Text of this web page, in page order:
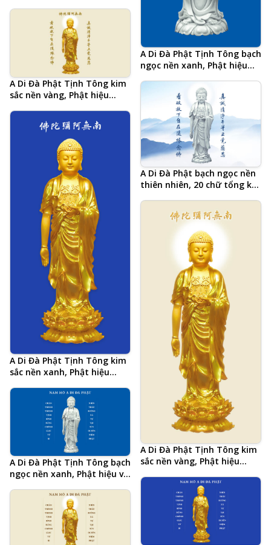
A Di Đà Phật Tịnh Tông bạch
ngọc nền xanh, Phật hiệu
Nam Mô A Di Đà Phật, hình
Phật chất lượng cao, kích
thước lớn
đắc cả đời học Phật của Hòa
Thượng Tịnh Không, hình
Phật chất lượng cao, kích
thước lớn, ảnh chiều ngang
A Di Đà Phật Tịnh Tông kim
sắc nền vàng, Phật hiệu
đắc cả đời học Phật của Hòa
Thượng Tịnh Không, hình
Phật chất lượng cao, kích
thước lớn, ảnh chiều ngang
A Di Đà Phật bạch ngọc nền
thiên nhiên, 20 chữ tổng kết
Hòa Thượng Tịnh Không,
Tịnh Tông Học Hội AMTB,
Phật hiệu viết tiếng Trung
A Di Đà Phật Tịnh Tông kim
sắc nền xanh, Phật hiệu
Nam Mô A Di Đà Phật, hình
Phật chất lượng cao, kích
thước lớn
A Di Đà Phật Tịnh Tông kim
sắc nền vàng, Phật hiệu
Nam Mô A Di Đà Phật, hình
Phật chất lượng cao, kích
thước lớn
A Di Đà Phật Tịnh Tông bạch
ngọc nền xanh, Phật hiệu và
Phật của Hòa Thượng Tịnh
Không, hình Phật chất lượng
cao, kích thước lớn, ảnh
chiều ngang